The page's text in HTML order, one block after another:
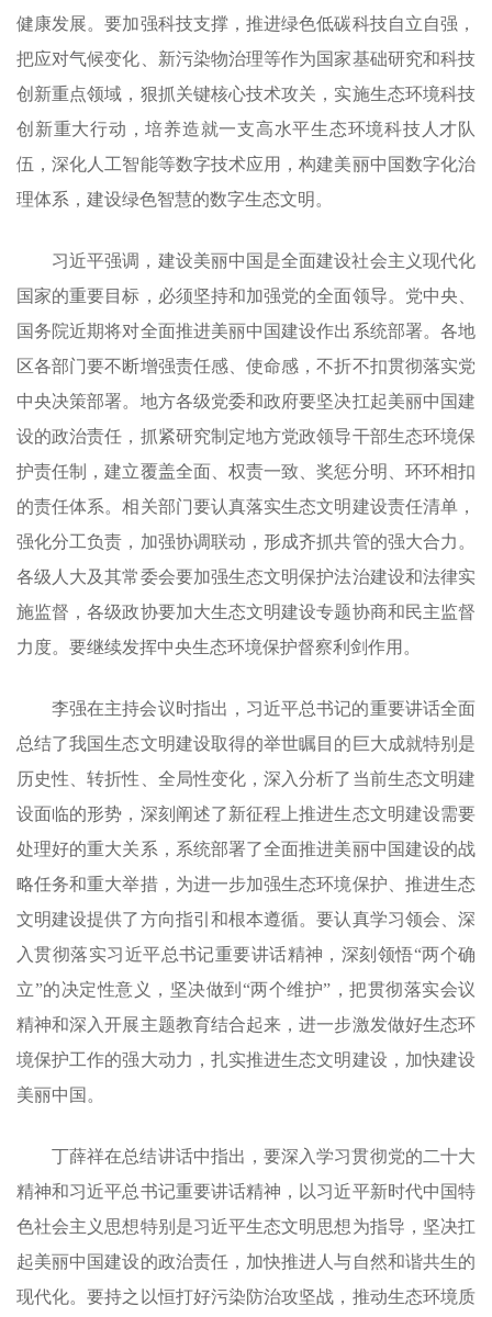
健康发展。要加强科技支撑，推进绿色低碳科技自立自强，
把应对气候变化、新污染物治理等作为国家基础研究和科技
创新重点领域，狠抓关键核心技术攻关，实施生态环境科技
创新重大行动，培养造就一支高水平生态环境科技人才队
伍，深化人工智能等数字技术应用，构建美丽中国数字化治
理体系，建设绿色智慧的数字生态文明。
习近平强调，建设美丽中国是全面建设社会主义现代化
国家的重要目标，必须坚持和加强党的全面领导。党中央、
国务院近期将对全面推进美丽中国建设作出系统部署。各地
区各部门要不断增强责任感、使命感，不折不扣贯彻落实党
中央决策部署。地方各级党委和政府要坚决扛起美丽中国建
设的政治责任，抓紧研究制定地方党政领导干部生态环境保
护责任制，建立覆盖全面、权责一致、奖惩分明、环环相扣
的责任体系。相关部门要认真落实生态文明建设责任清单，
强化分工负责，加强协调联动，形成齐抓共管的强大合力。
各级人大及其常委会要加强生态文明保护法治建设和法律实
施监督，各级政协要加大生态文明建设专题协商和民主监督
力度。要继续发挥中央生态环境保护督察利剑作用。
李强在主持会议时指出，习近平总书记的重要讲话全面
总结了我国生态文明建设取得的举世瞩目的巨大成就特别是
历史性、转折性、全局性变化，深入分析了当前生态文明建
设面临的形势，深刻阐述了新征程上推进生态文明建设需要
处理好的重大关系，系统部署了全面推进美丽中国建设的战
略任务和重大举措，为进一步加强生态环境保护、推进生态
文明建设提供了方向指引和根本遵循。要认真学习领会、深
入贯彻落实习近平总书记重要讲话精神，深刻领悟“两个确
立”的决定性意义，坚决做到“两个维护”，把贯彻落实会议
精神和深入开展主题教育结合起来，进一步激发做好生态环
境保护工作的强大动力，扎实推进生态文明建设，加快建设
美丽中国。
丁薛祥在总结讲话中指出，要深入学习贯彻党的二十大
精神和习近平总书记重要讲话精神，以习近平新时代中国特
色社会主义思想特别是习近平生态文明思想为指导，坚决扛
起美丽中国建设的政治责任，加快推进人与自然和谐共生的
现代化。要持之以恒打好污染防治攻坚战，推动生态环境质